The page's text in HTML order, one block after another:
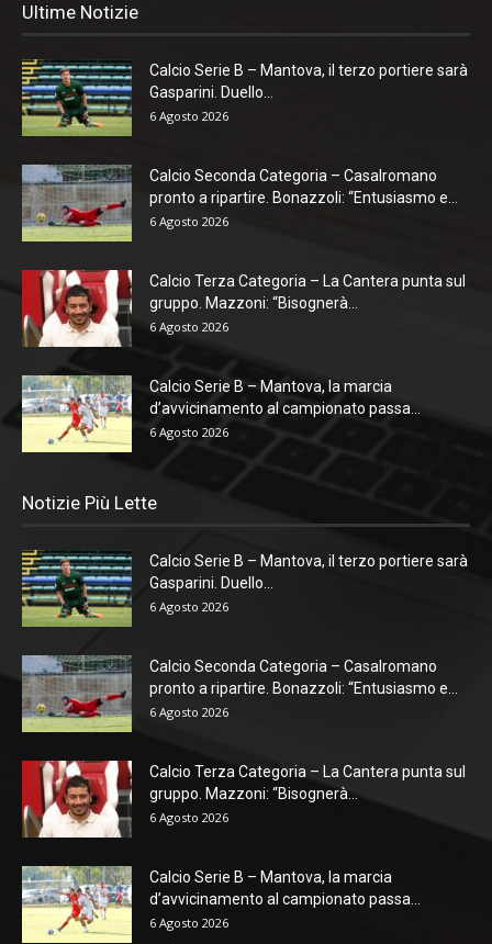
Ultime Notizie
Calcio Serie B – Mantova, il terzo portiere sarà
Gasparini. Duello...
6 Agosto 2026
Calcio Seconda Categoria – Casalromano
pronto a ripartire. Bonazzoli: “Entusiasmo e...
6 Agosto 2026
Calcio Terza Categoria – La Cantera punta sul
gruppo. Mazzoni: “Bisognerà...
6 Agosto 2026
Calcio Serie B – Mantova, la marcia
d’avvicinamento al campionato passa...
6 Agosto 2026
Notizie Più Lette
Calcio Serie B – Mantova, il terzo portiere sarà
Gasparini. Duello...
6 Agosto 2026
Calcio Seconda Categoria – Casalromano
pronto a ripartire. Bonazzoli: “Entusiasmo e...
6 Agosto 2026
Calcio Terza Categoria – La Cantera punta sul
gruppo. Mazzoni: “Bisognerà...
6 Agosto 2026
Calcio Serie B – Mantova, la marcia
d’avvicinamento al campionato passa...
6 Agosto 2026